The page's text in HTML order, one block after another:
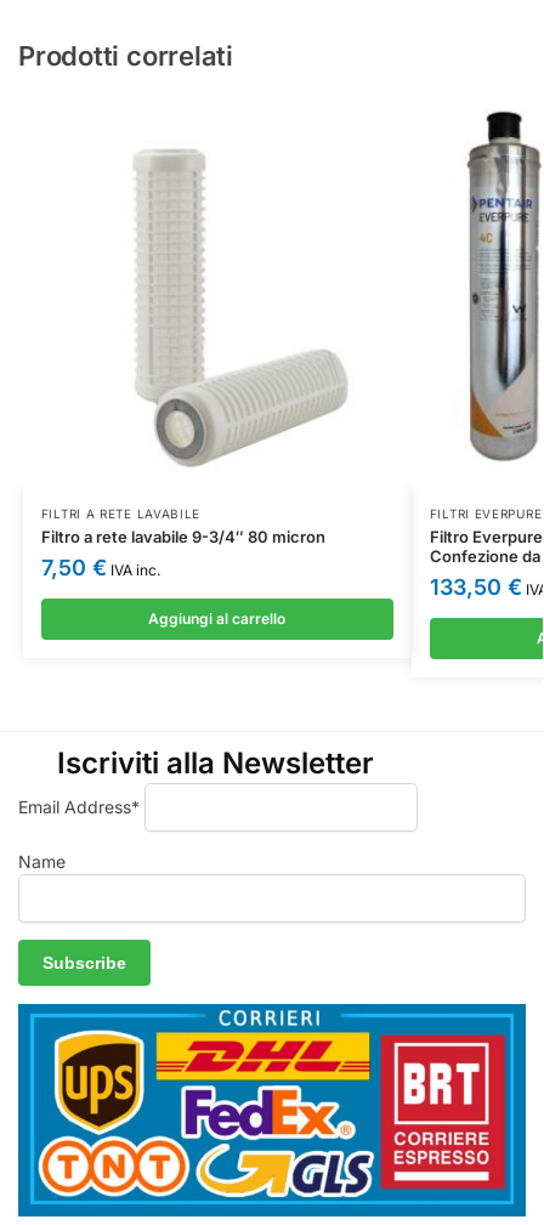
Prodotti correlati
FILTRI A RETE LAVABILE
Filtro a rete lavabile 9-3/4″ 80 micron
7,50 € IVA inc.
Aggiungi al carrello
FILTRI EVERPURE
Filtro
Confezione da
133,50 €
Iscriviti alla Newsletter
Email Address*
Name